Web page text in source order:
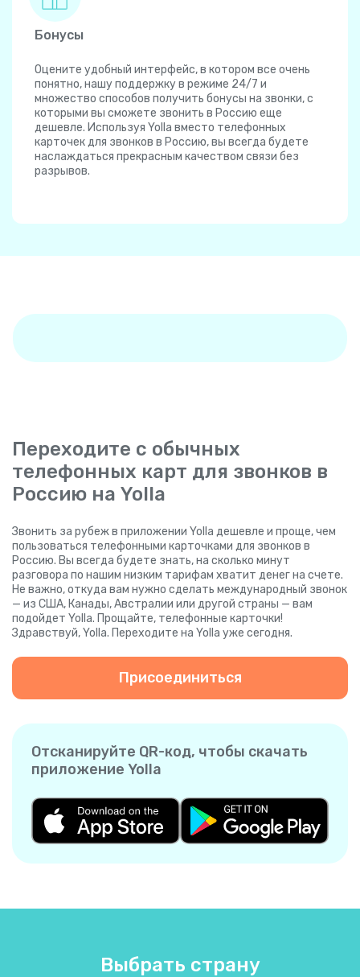
Бонусы
Оцените удобный интерфейс, в котором все очень
понятно, нашу поддержку в режиме 24/7 и
множество способов получить бонусы на звонки, с
которыми вы сможете звонить в Россию еще
дешевле. Используя Yolla вместо телефонных
карточек для звонков в Россию, вы всегда будете
наслаждаться прекрасным качеством связи без
разрывов.
Переходите с обычных
телефонных карт для звонков в
Россию на Yolla
Звонить за рубеж в приложении Yolla дешевле и проще, чем
пользоваться телефонными карточками для звонков в
Россию. Вы всегда будете знать, на сколько минут
разговора по нашим низким тарифам хватит денег на счете.
Не важно, откуда вам нужно сделать международный звонок
— из США, Канады, Австралии или другой страны — вам
подойдет Yolla. Прощайте, телефонные карточки!
Здравствуй, Yolla. Переходите на Yolla уже сегодня.
Присоединиться
Отсканируйте QR-код, чтобы скачать
приложение Yolla
Выбрать страну